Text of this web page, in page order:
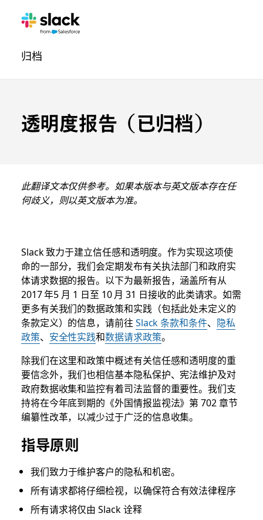
透明度报告（已归档）
其
归档页
此翻译文本仅供参考。如果本版本与英文版本存在任
何歧义，则以英文版本为准。
Slack 致力于建立信任感和透明度。作为实现这项使
命的一部分，我们会定期发布有关执法部门和政府实
体请求数据的报告。以下为最新报告，涵盖所有从
2017 年5 月 1 日至 10 月 31 日接收的此类请求。如需
更多有关我们的数据政策和实践（包括此处未定义的
条款定义）的信息，请前往 Slack 条款和条件、 隐私
政策、 安全性实践和数据请求政策。
除我们在这里和政策中概述有关信任感和透明度的重
要信念外，我们也相信基本隐私保护、宪法维护及对
政府数据收集和监控有着司法监督的重要性。我们支
持将在今年底到期的《外国情报监视法》第 702 章节
编纂性改革，以减少过于广泛的信息收集。
指导原则
我们致力于维护客户的隐私和机密。
所有请求都将仔细检视，以确保符合有效法律程序
所有请求将仅由 Slack 诠释